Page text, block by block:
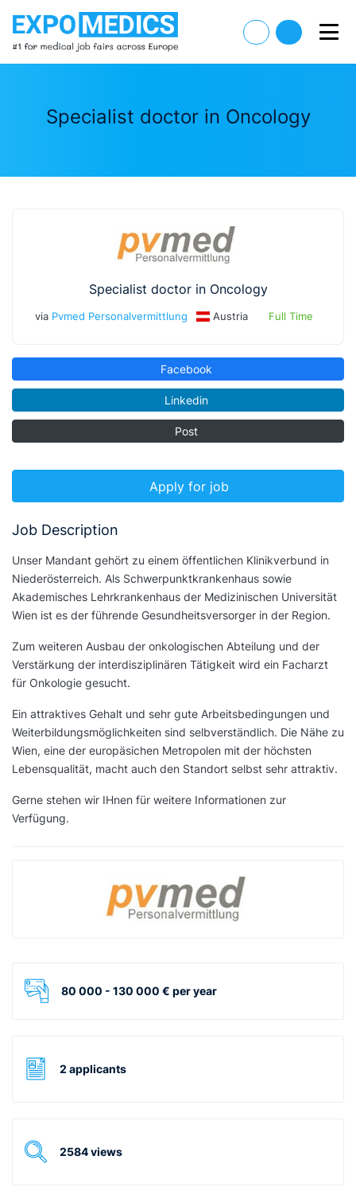
Specialist doctor in Oncology
Specialist doctor in Oncology
via Pvmed Personalvermittlung Austria Full Time
Facebook
Linkedin
Post
Apply for job
Job Description
Unser Mandant gehört zu einem öffentlichen Klinikverbund in
Niederösterreich. Als Schwerpunktkrankenhaus sowie
Akademisches Lehrkrankenhaus der Medizinischen Universität
Wien ist es der führende Gesundheitsversorger in der Region.
Zum weiteren Ausbau der onkologischen Abteilung und der
Verstärkung der interdisziplinären Tätigkeit wird ein Facharzt
für Onkologie gesucht.
Ein attraktives Gehalt und sehr gute Arbeitsbedingungen und
Weiterbildungsmöglichkeiten sind selbverständlich. Die Nähe zu
Wien, eine der europäsichen Metropolen mit der höchsten
Lebensqualität, macht auch den Standort selbst sehr attraktiv.
Gerne stehen wir IHnen für weitere Informationen zur
Verfügung.
80 000 - 130 000 € per year
2 applicants
2584 views